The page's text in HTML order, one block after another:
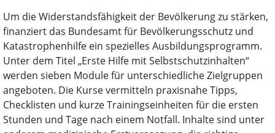
Um die Widerstandsfähigkeit der Bevölkerung zu stärken,
finanziert das Bundesamt für Bevölkerungsschutz und
Katastrophenhilfe ein spezielles Ausbildungsprogramm.
Unter dem Titel „Erste Hilfe mit Selbstschutzinhalten“
werden sieben Module für unterschiedliche Zielgruppen
angeboten. Die Kurse vermitteln praxisnahe Tipps,
Checklisten und kurze Trainingseinheiten für die ersten
Stunden und Tage nach einem Notfall. Inhalte sind unter